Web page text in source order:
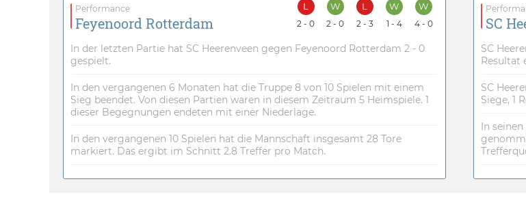
Performance
Feyenoord Rotterdam
L
2 - 0
W
2 - 0
L
2 - 3
W
1 - 4
W
4 - 0
In der letzten Partie hat SC Heerenveen gegen Feyenoord Rotterdam 2 - 0
gespielt.
In den vergangenen 6 Monaten hat die Truppe 8 von 10 Spielen mit einem
Sieg beendet. Von diesen Partien waren in diesem Zeitraum 5 Heimspiele. 1
dieser Begegnungen endeten mit einer Niederlage.
In den vergangenen 10 Spielen hat die Mannschaft insgesamt 28 Tore
markiert. Das ergibt im Schnitt 2.8 Treffer pro Match.
SC
SC
Resultat
SC
Siege, 1
In